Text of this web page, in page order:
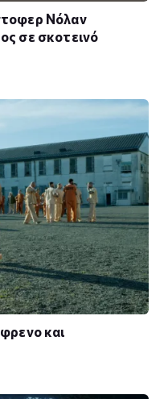
Νόλαν
σε σκοτεινό
και